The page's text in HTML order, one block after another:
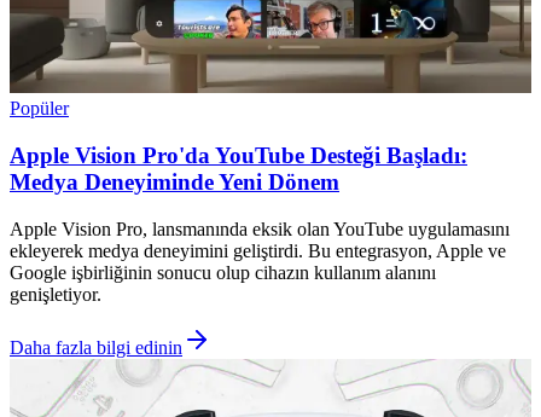
Popüler
Apple Vision Pro'da YouTube Desteği Başladı:
Medya Deneyiminde Yeni Dönem
Apple Vision Pro, lansmanında eksik olan YouTube uygulamasını
ekleyerek medya deneyimini geliştirdi. Bu entegrasyon, Apple ve
Google işbirliğinin sonucu olup cihazın kullanım alanını
genişletiyor.
Daha fazla bilgi edinin